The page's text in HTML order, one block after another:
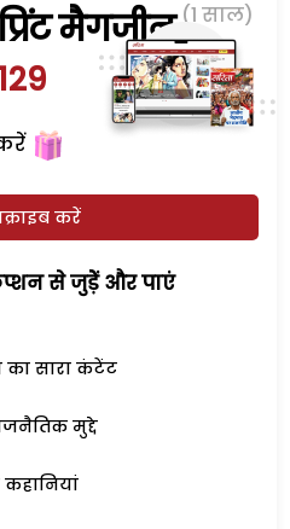
मैगजीन (1 साल)
करें
से जुड़ेें और पाएं
का सारा कंटेंट
मुद्दे
कहानियां